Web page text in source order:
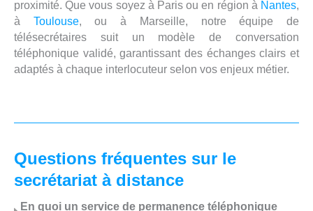
proximité. Que vous soyez à Paris ou en région à Nantes,
à Toulouse, ou à Marseille, notre équipe de
télésecrétaires suit un modèle de conversation
téléphonique validé, garantissant des échanges clairs et
adaptés à chaque interlocuteur selon vos enjeux métier.
Questions fréquentes sur le
secrétariat à distance
En quoi un service de permanence téléphonique